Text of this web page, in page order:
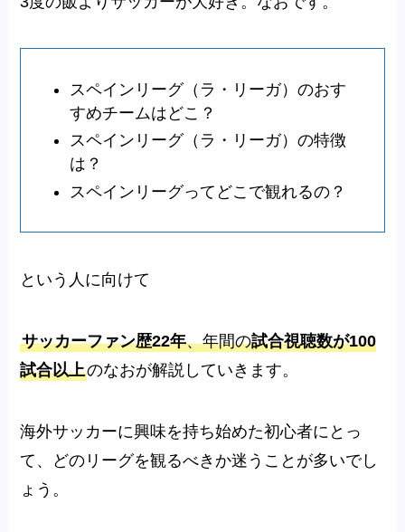
スペインリーグ（ラ・リーガ）のおす
すめチームはどこ？
スペインリーグ（ラ・リーガ）の特徴
は？
スペインリーグってどこで観れるの？
という人に向けて
サッカーファン歴22年、年間の試合視聴数が100
試合以上のなおが解説していきます。
海外サッカーに興味を持ち始めた初心者にとっ
て、どのリーグを観るべきか迷うことが多いでし
ょう。